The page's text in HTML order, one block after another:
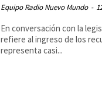
Equipo Radio Nuevo Mundo -
En conversación con la
refiere al ingreso de los
representa casi...